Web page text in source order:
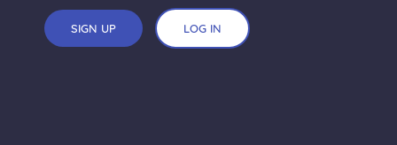
SIGN UP LOG IN